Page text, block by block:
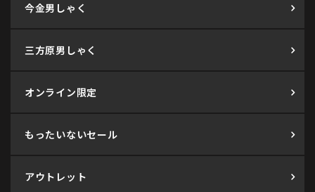
今金男しゃく
三方原男しゃく
オンライン限定
もったいないセール
アウトレット